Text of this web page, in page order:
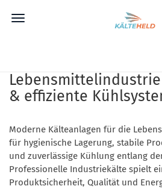
& effiziente
Moderne Kälteanlagen für die
für hygienische Lagerung, stabile
und zuverlässige Kühlung entlang
Professionelle Industriekälte spielt
Produktsicherheit, Qualität und